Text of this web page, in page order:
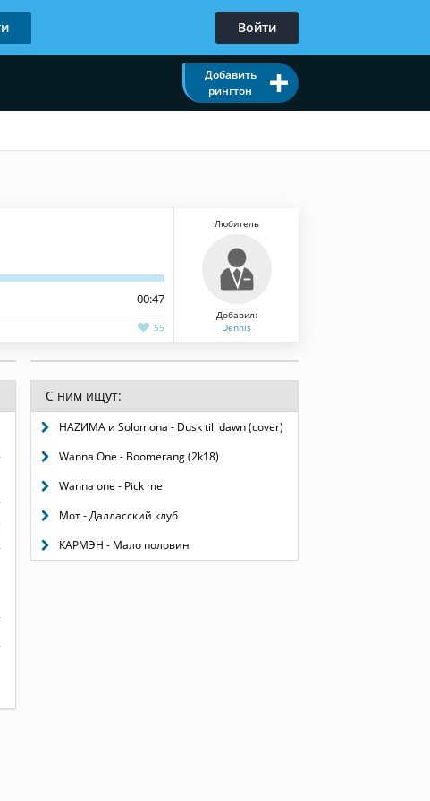
Войти
Добавить
рингтон
00:47
55
Любитель
Добавил:
Dennis
С ним ищут:
НАZИМА и Solomona - Dusk till dawn (cover)
Wanna One - Boomerang (2k18)
Wanna one - Pick me
Мот - Далласский клуб
КАРМЭН - Мало половин